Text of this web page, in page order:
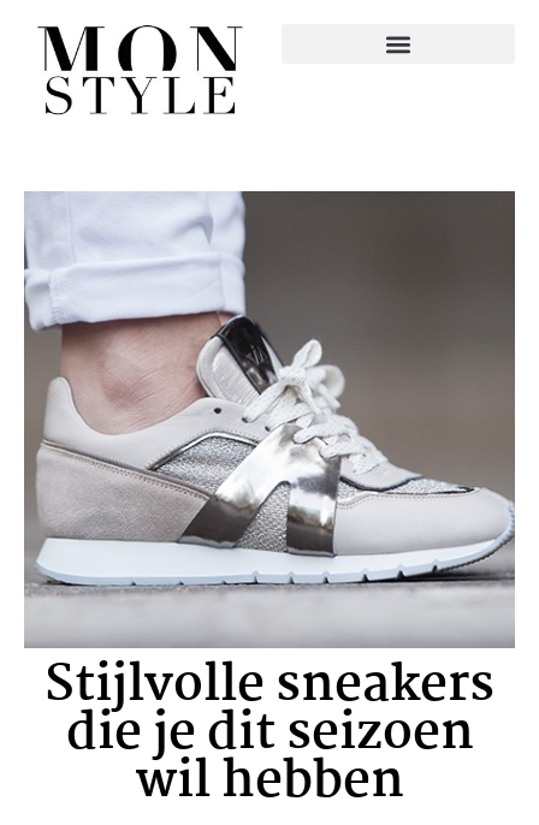
Stijlvolle sneakers
die je dit seizoen
wil hebben